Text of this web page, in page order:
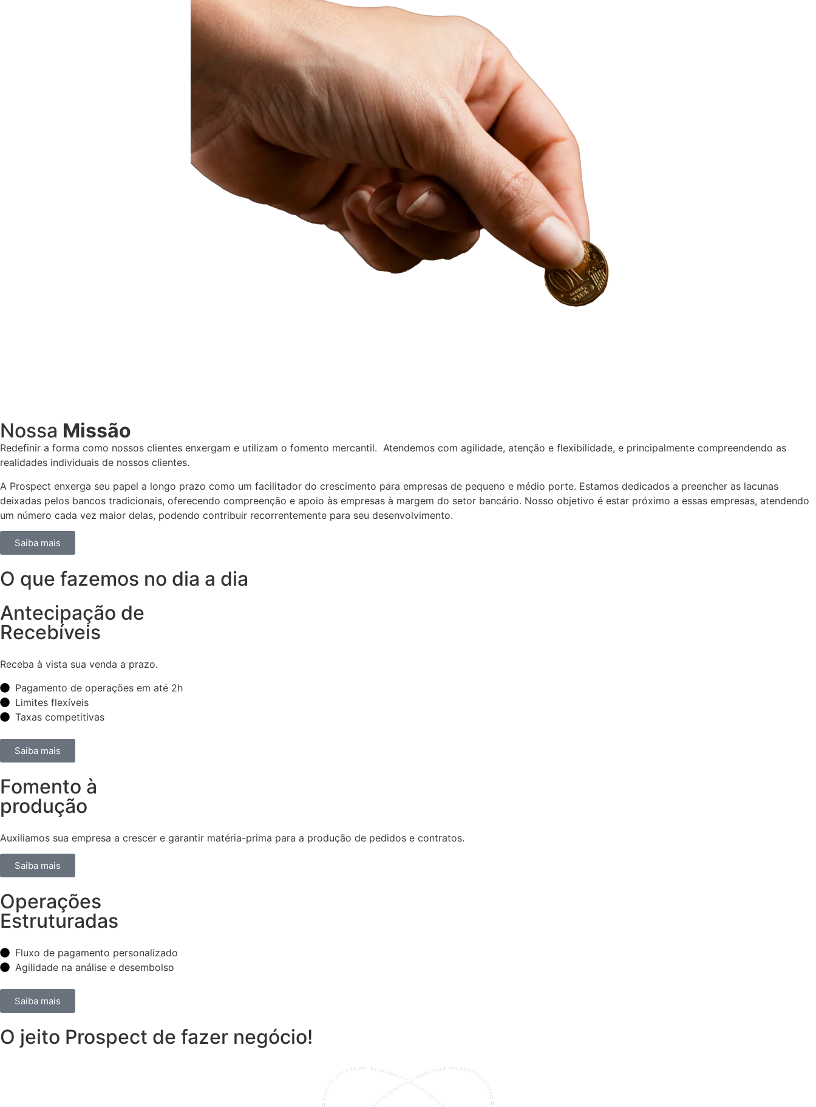
Nossa Missão
Redefinir a forma como nossos clientes enxergam e utilizam o fomento mercantil. Atendemos com agilidade, atenção e flexibilidade, e principalmente compreendendo as
realidades individuais de nossos clientes.
A Prospect enxerga seu papel a longo prazo como um facilitador do crescimento para empresas de pequeno e médio porte. Estamos dedicados a preencher as lacunas
deixadas pelos bancos tradicionais, oferecendo compreenção e apoio às empresas à margem do setor bancário. Nosso objetivo é estar próximo a essas empresas, atendendo
um número cada vez maior delas, podendo contribuir recorrentemente para seu desenvolvimento.
Saiba mais
O que fazemos no dia a dia
Antecipação de
Recebíveis
Receba à vista sua venda a prazo.
Pagamento de operações em até 2h
Limites flexíveis
Taxas competitivas
Saiba mais
Fomento à
produção
Auxiliamos sua empresa a crescer e garantir matéria-prima para a produção de pedidos e contratos.
Saiba mais
Operações
Estruturadas
Fluxo de pagamento personalizado
Agilidade na análise e desembolso
Saiba mais
O jeito Prospect de fazer negócio!